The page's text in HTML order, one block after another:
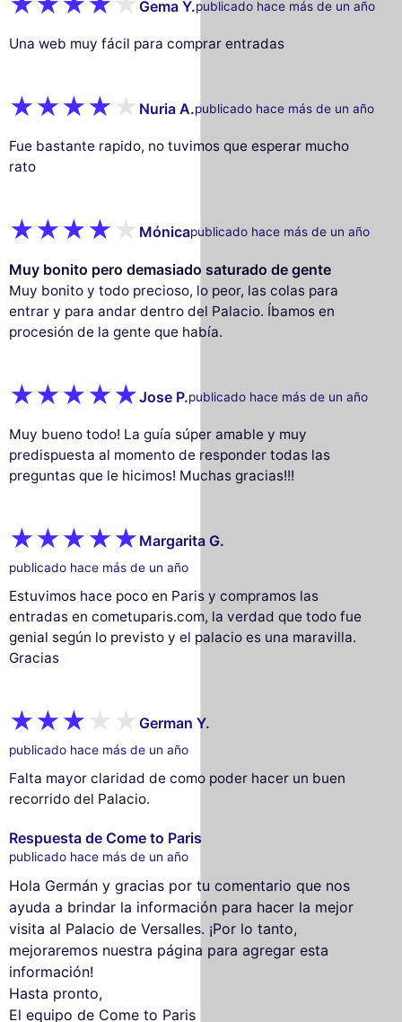
Gema Y.publicado hace más de un año
Una web muy fácil para comprar entradas
Nuria A.publicado hace más de un año
Fue bastante rapido, no tuvimos que esperar mucho
rato
Mónicapublicado hace más de un año
Muy bonito pero demasiado saturado de gente
Muy bonito y todo precioso, lo peor, las colas para
entrar y para andar dentro del Palacio. Íbamos en
procesión de la gente que había.
Jose P.publicado hace más de un año
Muy bueno todo! La guía súper amable y muy
predispuesta al momento de responder todas las
preguntas que le hicimos! Muchas gracias!!!
Margarita G.
publicado hace más de un año
Estuvimos hace poco en Paris y compramos las
entradas en cometuparis.com, la verdad que todo fue
genial según lo previsto y el palacio es una maravilla.
Gracias
German Y.
publicado hace más de un año
Falta mayor claridad de como poder hacer un buen
recorrido del Palacio.
Respuesta de Come to Paris
publicado hace más de un año
Hola Germán y gracias por tu comentario que nos
ayuda a brindar la información para hacer la mejor
visita al Palacio de Versalles. ¡Por lo tanto,
mejoraremos nuestra página para agregar esta
información!
Hasta pronto,
El equipo de Come to Paris